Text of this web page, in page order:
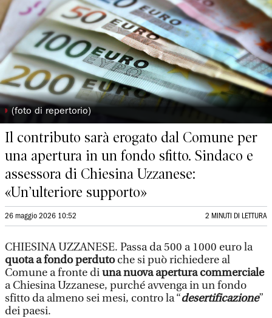
◗ (foto di repertorio)
Il contributo sarà erogato dal Comune per
una apertura in un fondo sfitto. Sindaco e
assessora di Chiesina Uzzanese:
«Un’ulteriore supporto»
26 maggio 2026 10:52 2 MINUTI DI LETTURA
CHIESINA UZZANESE. Passa da 500 a 1000 euro la
quota a fondo perdutoche si può richiedere al
Comune a fronte diuna nuova apertura commerciale
a Chiesina Uzzanese, purché avvenga in un fondo
sfitto da almeno sei mesi, contro la “desertificazione”
dei paesi.